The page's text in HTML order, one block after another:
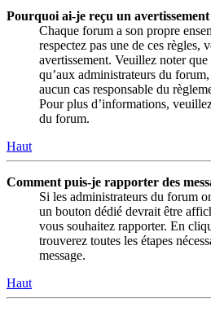
Pourquoi ai-je reçu un avertissement
Chaque forum a son propre
respectez pas une de ces règles,
avertissement. Veuillez noter
qu’aux administrateurs du
aucun cas responsable du
Pour plus d’informations,
du forum.
Haut
Comment puis-je rapporter des
Si les administrateurs du forum
un bouton dédié devrait être
vous souhaitez rapporter. En
trouverez toutes les étapes
message.
Haut